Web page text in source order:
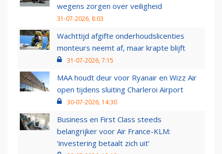
wegens zorgen over veiligheid
31-07-2026, 8:03
Wachttijd afgifte onderhoudslicenties
monteurs neemt af, maar krapte blijft
31-07-2026, 7:15
MAA houdt deur voor Ryanair en Wizz Air
open tijdens sluiting Charleroi Airport
30-07-2026, 14:30
Business en First Class steeds
belangrijker voor Air France-KLM:
‘investering betaalt zich uit’